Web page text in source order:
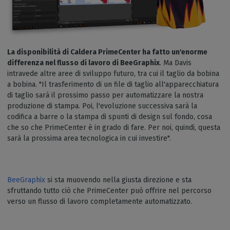
La disponibilità di Caldera PrimeCenter ha fatto un'enorme
differenza nel flusso di lavoro di BeeGraphix. Ma Davis
intravede altre aree di sviluppo futuro, tra cui il taglio da bobina
a bobina. "Il trasferimento di un file di taglio all'apparecchiatura
di taglio sarà il prossimo passo per automatizzare la nostra
produzione di stampa. Poi, l'evoluzione successiva sarà la
codifica a barre o la stampa di spunti di design sul fondo, cosa
che so che PrimeCenter è in grado di fare. Per noi, quindi, questa
sarà la prossima area tecnologica in cui investire".
BeeGraphix si sta muovendo nella giusta direzione e sta
sfruttando tutto ciò che PrimeCenter può offrire nel percorso
verso un flusso di lavoro completamente automatizzato.